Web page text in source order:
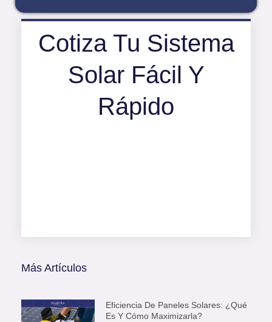
Cotiza Tu Sistema
Solar Fácil Y
Rápido
Más Artículos
Eficiencia De Paneles Solares: ¿Qué
Es Y Cómo Maximizarla?